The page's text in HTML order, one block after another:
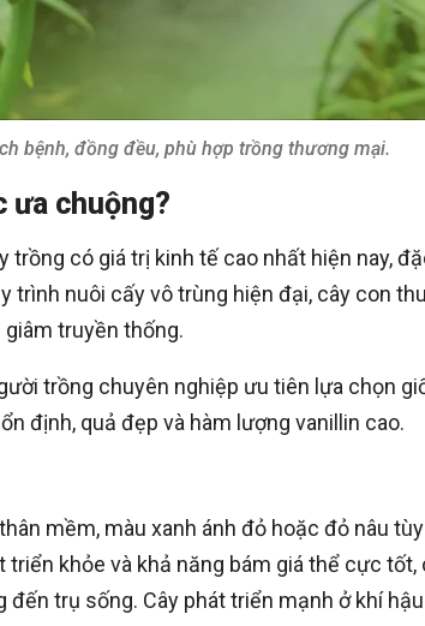
bệnh, đồng đều, phù hợp trồng thương mại.
ưa chuộng?
có giá trị kinh tế cao nhất hiện nay,
trình nuôi cấy vô trùng hiện đại, cây con
truyền thống.
trồng chuyên nghiệp ưu tiên lựa chọn
định, quả đẹp và hàm lượng vanillin cao.
mềm, màu xanh ánh đỏ hoặc đỏ nâu
khỏe và khả năng bám giá thể cực tốt,
trụ sống. Cây phát triển mạnh ở khí